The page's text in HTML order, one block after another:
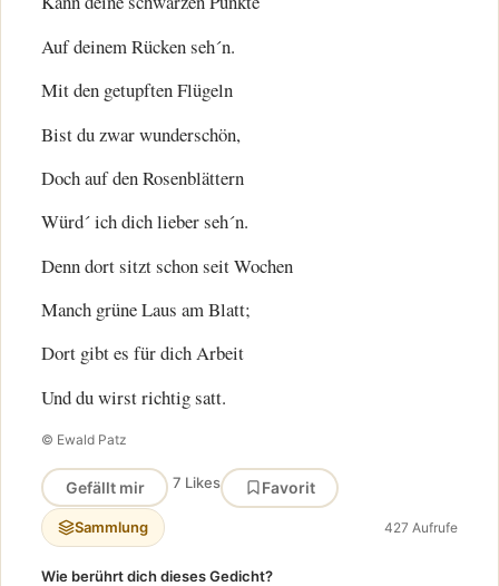
Auf deinem Rücken seh´n.
Mit den getupften Flügeln
Bist du zwar wunderschön,
Doch auf den Rosenblättern
Würd´ ich dich lieber seh´n.
Denn dort sitzt schon seit Wochen
Manch grüne Laus am Blatt;
Dort gibt es für dich Arbeit
Und du wirst richtig satt.
© Ewald Patz
Gefällt mir 7 Likes Favorit
Sammlung 427 Aufrufe
Wie berührt dich dieses Gedicht?